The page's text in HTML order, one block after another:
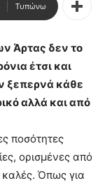
Τυπώνω
Άρτας δεν το
έτσι και
ξεπερνά κάθε
αλλά και από
ποσότητες
ορισμένες από
καλές. Όπως για